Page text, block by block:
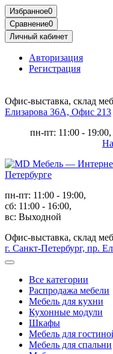
Избранное0
Сравнение0
Личный кабинет
Авторизация
Регистрация
Офис-выставка, склад
Елизарова 36А, Офис 213
пн-пт: 11:00 -
пн-пт: 11:00 - 19:00,
сб: 11:00 - 16:00,
вс: Выходной
Офис-выставка, склад
г. Санкт-Петербург, пр.
Все категории
Распродажа мебели
Мебель для кухни
Кухонные модули
Шкафы
Мебель для
Мебель для спальни